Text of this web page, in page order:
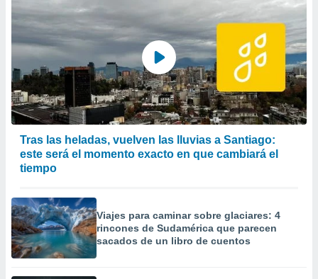
Tras las heladas, vuelven las lluvias a Santiago:
este será el momento exacto en que cambiará el
tiempo
Viajes para caminar sobre glaciares: 4
rincones de Sudamérica que parecen
sacados de un libro de cuentos